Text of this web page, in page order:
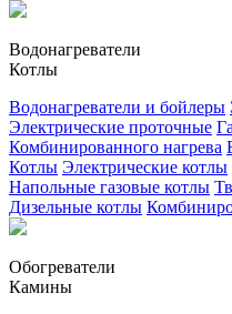
Водонагреватели
Котлы
Водонагреватели и бойлеры
Электрические проточные
Комбинированного нагрева
Котлы Электрические котлы
Напольные газовые котлы
Дизельные котлы
Обогреватели
Камины